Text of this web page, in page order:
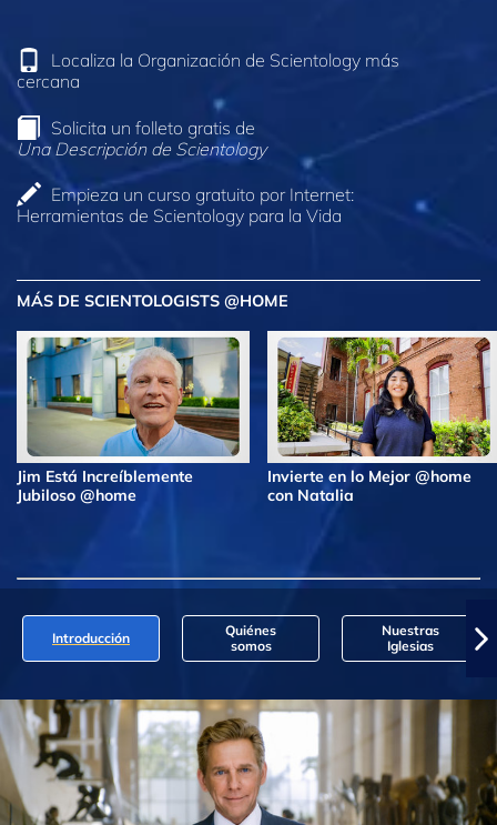
Localiza la Organización de Scientology más
cercana
Solicita un folleto gratis de
Una Descripción de Scientology
Empieza un curso gratuito por Internet:
Herramientas de Scientology para la Vida
MÁS DE SCIENTOLOGISTS @HOME
Jim Está Increíblemente
Jubiloso @home
Invierte en lo Mejor @home
con Natalia
Introducción
Quiénes
somos
Nuestras
Iglesias